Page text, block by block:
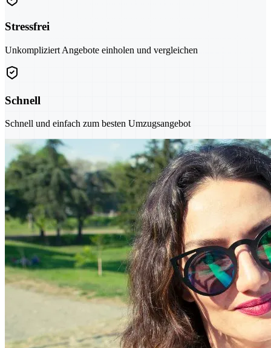
Stressfrei
Unkompliziert Angebote einholen und vergleichen
Schnell
Schnell und einfach zum besten Umzugsangebot